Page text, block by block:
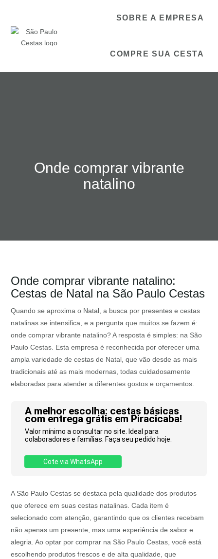
SOBRE A EMPRESA
COMPRE SUA CESTA
Onde comprar vibrante
natalino
Onde comprar vibrante natalino:
Cestas de Natal na São Paulo Cestas
Quando se aproxima o Natal, a busca por presentes e cestas
natalinas se intensifica, e a pergunta que muitos se fazem é:
onde comprar vibrante natalino? A resposta é simples: na São
Paulo Cestas. Esta empresa é reconhecida por oferecer uma
ampla variedade de cestas de Natal, que vão desde as mais
tradicionais até as mais modernas, todas cuidadosamente
elaboradas para atender a diferentes gostos e orçamentos.
A melhor escolha: cestas básicas
com entrega grátis em Piracicaba!
Valor mínimo a consultar no site. Ideal para
colaboradores e famílias. Faça seu pedido hoje.
Cote via WhatsApp
A São Paulo Cestas se destaca pela qualidade dos produtos
que oferece em suas cestas natalinas. Cada item é
selecionado com atenção, garantindo que os clientes recebam
não apenas um presente, mas uma experiência de sabor e
alegria. Ao optar por comprar na São Paulo Cestas, você está
escolhendo produtos frescos e de alta qualidade, que